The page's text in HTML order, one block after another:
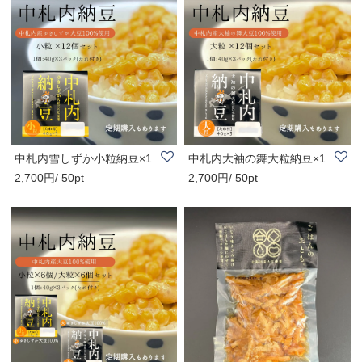
中札内雪しずか小粒納豆×1
2個／月１回定..
2,700円/ 50pt
中札内大袖の舞大粒納豆×1
2個／月１回定..
2,700円/ 50pt